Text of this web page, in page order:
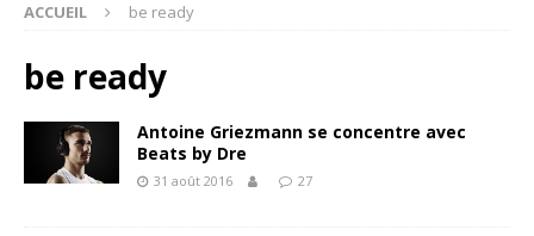
ACCUEIL be ready
be ready
Antoine Griezmann se concentre avec
Beats by Dre
31 août 2016 27